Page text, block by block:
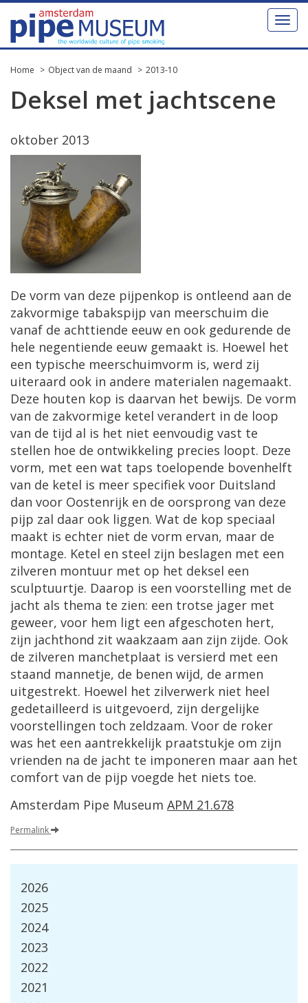
Toggle
Home Object van de maand 2013-10
Deksel met jachtscene
oktober 2013
De vorm van deze pijpenkop is ontleend aan de
zakvormige tabakspijp van meerschuim die
vanaf de achttiende eeuw en ook gedurende de
hele negentiende eeuw gemaakt is. Hoewel het
een typische meerschuimvorm is, werd zij
uiteraard ook in andere materialen nagemaakt.
Deze houten kop is daarvan het bewijs. De vorm
van de zakvormige ketel verandert in de loop
van de tijd al is het niet eenvoudig vast te
stellen hoe de ontwikkeling precies loopt. Deze
vorm, met een wat taps toelopende bovenhelft
van de ketel is meer specifiek voor Duitsland
dan voor Oostenrijk en de oorsprong van deze
pijp zal daar ook liggen. Wat de kop speciaal
maakt is echter niet de vorm ervan, maar de
montage. Ketel en steel zijn beslagen met een
zilveren montuur met op het deksel een
sculptuurtje. Daarop is een voorstelling met de
jacht als thema te zien: een trotse jager met
geweer, voor hem ligt een afgeschoten hert,
zijn jachthond zit waakzaam aan zijn zijde. Ook
de zilveren manchetplaat is versierd met een
staand mannetje, de benen wijd, de armen
uitgestrekt. Hoewel het zilverwerk niet heel
gedetailleerd is uitgevoerd, zijn dergelijke
voorstellingen toch zeldzaam. Voor de roker
was het een aantrekkelijk praatstukje om zijn
vrienden na de jacht te imponeren maar aan het
comfort van de pijp voegde het niets toe.
Amsterdam Pipe Museum APM 21.678
Permalink
2026
2025
2024
2023
2022
2021